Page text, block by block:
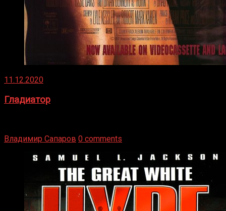
11.12.2020
Гладиатор
Владимир Сапаров 0 comments